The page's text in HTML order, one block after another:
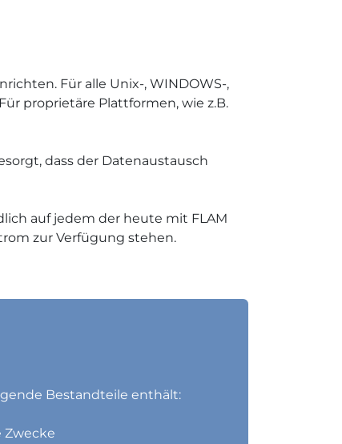
Für alle Unix-, WINDOWS-,
proprietäre Plattformen, wie z.B.
dass der Datenaustausch
auf jedem der heute mit FLAM
zur Verfügung stehen.
Bestandteile enthält: